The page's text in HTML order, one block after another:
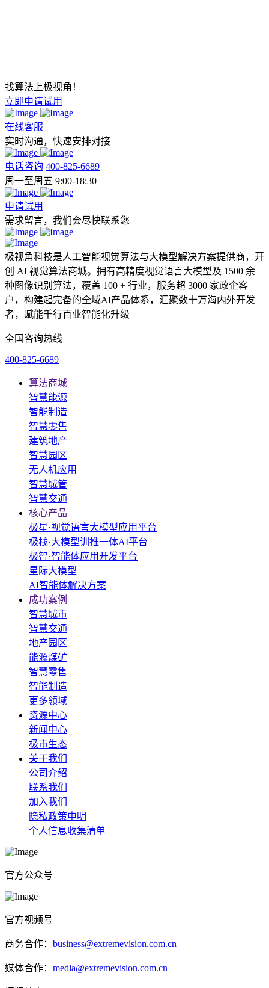
找算法上极视角！
立即申请试用
在线客服
实时沟通，快速安排对接
电话咨询 400-825-6689
周一至周五 9:00-18:30
申请试用
需求留言，我们会尽快联系您
极视角科技是人工智能视觉算法与大模型解决方案提供商，开
创 AI 视觉算法商城。拥有高精度视觉语言大模型及 1500 余
种图像识别算法，覆盖 100 + 行业，服务超 3000 家政企客
户，构建起完备的全域AI产品体系，汇聚数十万海内外开发
者，赋能千行百业智能化升级
全国咨询热线
400-825-6689
算法商城
智慧能源
智能制造
智慧零售
建筑地产
智慧园区
无人机应用
智慧城管
智慧交通
核心产品
极星·视觉语言大模型应用平台
极栈·大模型训推一体AI平台
极智·智能体应用开发平台
星际大模型
AI智能体解决方案
成功案例
智慧城市
智慧交通
地产园区
能源煤矿
智慧零售
智能制造
更多领域
资源中心
新闻中心
极市生态
关于我们
公司介绍
联系我们
加入我们
隐私政策申明
个人信息收集清单
官方公众号
官方视频号
商务合作： business@extremevision.com.cn
媒体合作： media@extremevision.com.cn